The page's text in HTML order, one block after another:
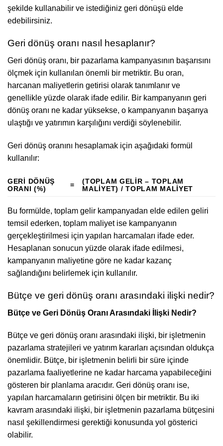
şekilde kullanabilir ve istediğiniz geri dönüşü elde
edebilirsiniz.
Geri dönüş oranı nasıl hesaplanır?
Geri dönüş oranı, bir pazarlama kampanyasının başarısını
ölçmek için kullanılan önemli bir metriktir. Bu oran,
harcanan maliyetlerin getirisi olarak tanımlanır ve
genellikle yüzde olarak ifade edilir. Bir kampanyanın geri
dönüş oranı ne kadar yüksekse, o kampanyanın başarıya
ulaştığı ve yatırımın karşılığını verdiği söylenebilir.
Geri dönüş oranını hesaplamak için aşağıdaki formül
kullanılır:
GERI DÖNÜŞ
ORANI (%)
=
(TOPLAM GELIR – TOPLAM
MALIYET) / TOPLAM MALIYET
Bu formülde, toplam gelir kampanyadan elde edilen geliri
temsil ederken, toplam maliyet ise kampanyanın
gerçekleştirilmesi için yapılan harcamaları ifade eder.
Hesaplanan sonucun yüzde olarak ifade edilmesi,
kampanyanın maliyetine göre ne kadar kazanç
sağlandığını belirlemek için kullanılır.
Bütçe ve geri dönüş oranı arasındaki ilişki nedir?
Bütçe ve Geri Dönüş Oranı Arasındaki İlişki Nedir?
Bütçe ve geri dönüş oranı arasındaki ilişki, bir işletmenin
pazarlama stratejileri ve yatırım kararları açısından oldukça
önemlidir. Bütçe, bir işletmenin belirli bir süre içinde
pazarlama faaliyetlerine ne kadar harcama yapabileceğini
gösteren bir planlama aracıdır. Geri dönüş oranı ise,
yapılan harcamaların getirisini ölçen bir metriktir. Bu iki
kavram arasındaki ilişki, bir işletmenin pazarlama bütçesini
nasıl şekillendirmesi gerektiği konusunda yol gösterici
olabilir.